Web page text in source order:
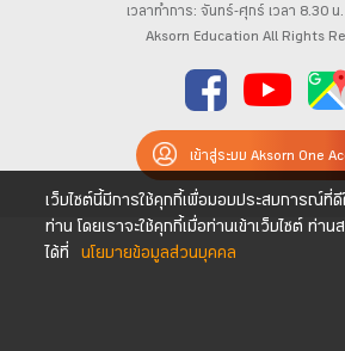
เวลาทำการ: จันทร์-ศุกร์ เวลา 8.30 น
Aksorn Education All Rights
เข้าสู่ระบบ Aksorn One
เว็บไซต์นี้มีการใช้คุกกี้เพื่อมอบประสบการณ์ที่ดี
ท่าน โดยเราจะใช้คุกกี้เมื่อท่านเข้าเว็บไซต์ ท่า
ได้ที่
นโยบายข้อมูลส่วนบุคคล